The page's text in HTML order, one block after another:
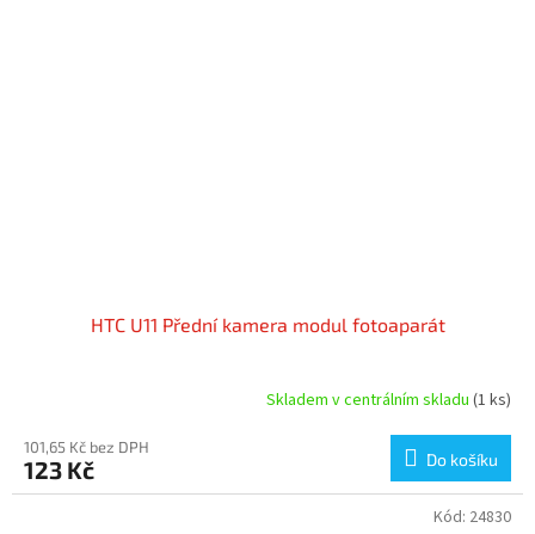
HTC U11 Přední kamera modul fotoaparát
Skladem v centrálním skladu (1 ks)
101,65 Kč bez DPH
123 Kč Do košíku
Kód: 24830